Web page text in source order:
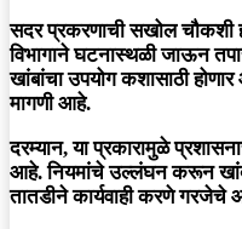
सदर प्रकरणाची सखोल
विभागाने घटनास्थळी जाऊन
खांबांचा उपयोग कशासाठी
मागणी आहे.
दरम्यान, या प्रकारामुळे
आहे. नियमांचे उल्लंघन करून
तातडीने कार्यवाही करणे गरजेचे